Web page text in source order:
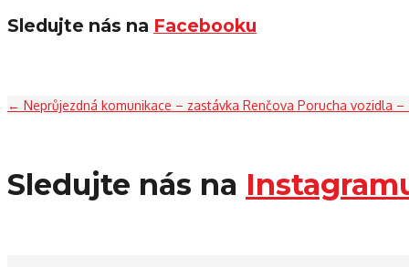
Sledujte nás na Facebooku
← Neprůjezdná komunikace – zastávka Renčova Porucha vozidla –
Sledujte nás na